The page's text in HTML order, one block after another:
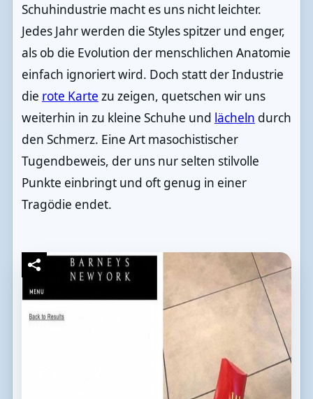
Schuhindustrie macht es uns nicht leichter.
Jedes Jahr werden die Styles spitzer und enger,
als ob die Evolution der menschlichen Anatomie
einfach ignoriert wird. Doch statt der Industrie
die rote Karte zu zeigen, quetschen wir uns
weiterhin in zu kleine Schuhe und lächeln durch
den Schmerz. Eine Art masochistischer
Tugendbeweis, der uns nur selten stilvolle
Punkte einbringt und oft genug in einer
Tragödie endet.